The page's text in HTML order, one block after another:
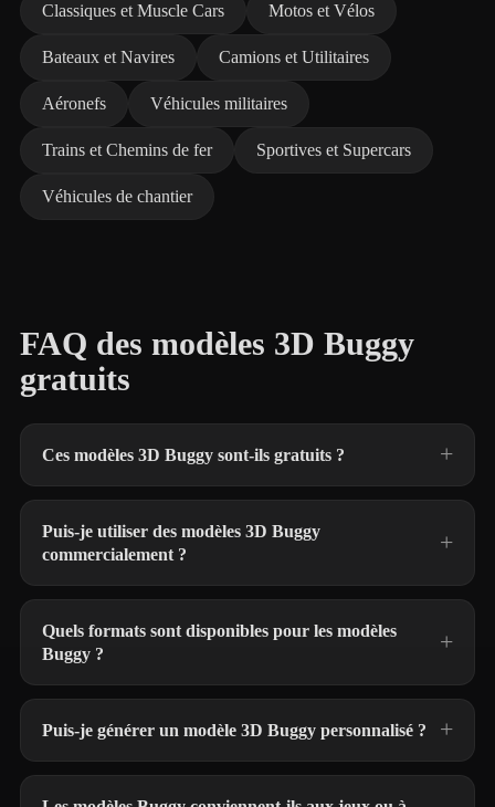
Classiques et Muscle Cars Motos et Vélos
Bateaux et Navires Camions et Utilitaires
Aéronefs Véhicules militaires
Trains et Chemins de fer Sportives et Supercars
Véhicules de chantier
FAQ des modèles 3D Buggy
gratuits
Ces modèles 3D Buggy sont-ils gratuits ?
Puis-je utiliser des modèles 3D Buggy
commercialement ?
Quels formats sont disponibles pour les modèles
Buggy ?
Puis-je générer un modèle 3D Buggy personnalisé ?